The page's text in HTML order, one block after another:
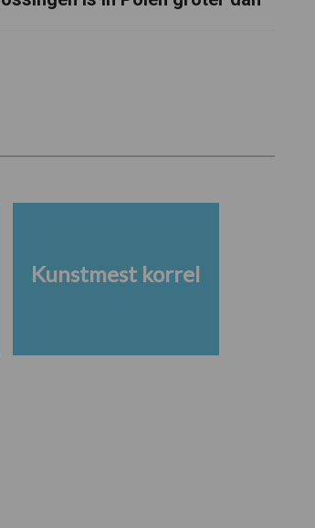
Kunstmest korrel